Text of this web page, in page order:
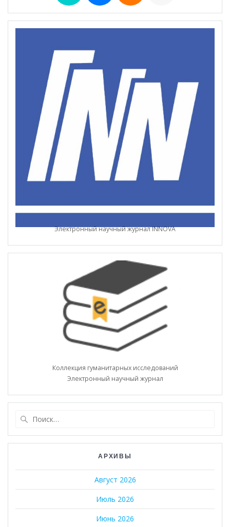
Электронный научный журнал INNOVA
Коллекция гуманитарных исследований
Электронный научный журнал
АРХИВЫ
Август 2026
Июль 2026
Июнь 2026